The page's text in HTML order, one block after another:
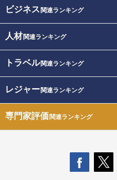
ビジネス 関連ランキング
人材関連ランキング
トラベル関連ランキング
レジャー関連ランキング
専門家評価関連ランキング